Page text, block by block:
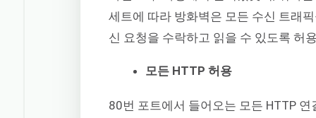
세트에 따라 방화벽은 모든 수신 트래
신 요청을 수락하고 읽을 수 있도록 허
모든 HTTP 허용
80번 포트에서 들어오는 모든 HTTP